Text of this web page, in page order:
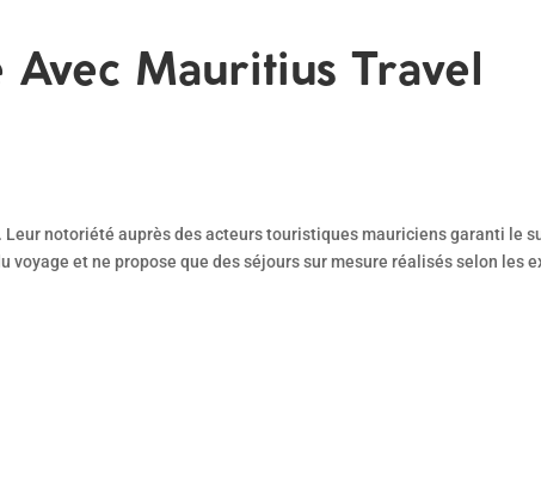
Avec Mauritius Travel
notoriété auprès des acteurs touristiques mauriciens garanti le
et ne propose que des séjours sur mesure réalisés selon les